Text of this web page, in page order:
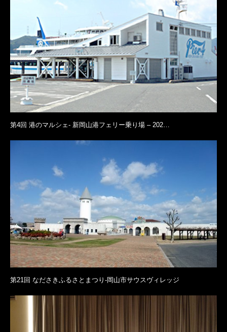
第4回 港のマルシェ- 新岡山港フェリー乗り場 – 202…
第21回 なださきふるさとまつり-岡山市サウスヴィレッジ
公式イベントページ
みやま公園
みやま公園 地図